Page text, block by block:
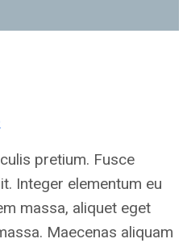
pretium. Fusce
Integer elementum eu
massa, aliquet eget
Maecenas aliquam